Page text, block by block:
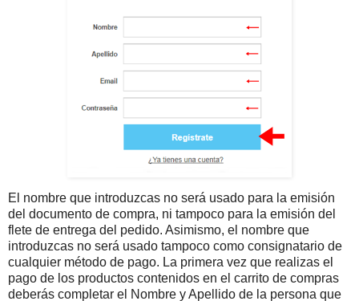
El nombre que introduzcas no será usado para la emisión
del documento de compra, ni tampoco para la emisión del
flete de entrega del pedido. Asimismo, el nombre que
introduzcas no será usado tampoco como consignatario de
cualquier método de pago. La primera vez que realizas el
pago de los productos contenidos en el carrito de compras
deberás completar el Nombre y Apellido de la persona que